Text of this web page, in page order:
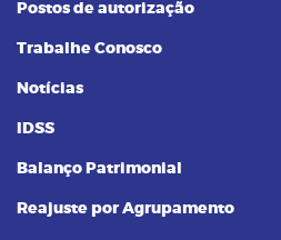
Postos de autorização
Trabalhe Conosco
Notícias
IDSS
Balanço Patrimonial
Reajuste por Agrupamento